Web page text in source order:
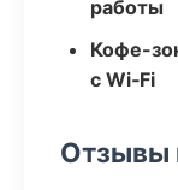
работы
Кофе-
с Wi‑Fi
Отзывы